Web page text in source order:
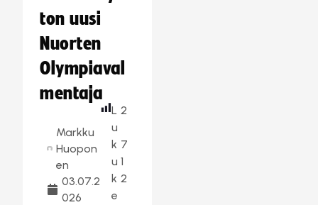
ton uusi
Nuorten
Olympiaval
mentaja
Markku
Huopon
en
03.07.2
026
L
u
k
u
k
e
2
7
1
2